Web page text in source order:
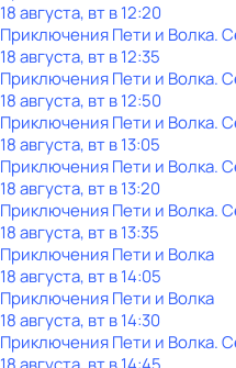
18 августа, вт в 12:20
Приключения Пети и Волка.
18 августа, вт в 12:35
Приключения Пети и Волка.
18 августа, вт в 12:50
Приключения Пети и Волка.
18 августа, вт в 13:05
Приключения Пети и Волка.
18 августа, вт в 13:20
Приключения Пети и Волка.
18 августа, вт в 13:35
Приключения Пети и Волка
18 августа, вт в 14:05
Приключения Пети и Волка
18 августа, вт в 14:30
Приключения Пети и Волка.